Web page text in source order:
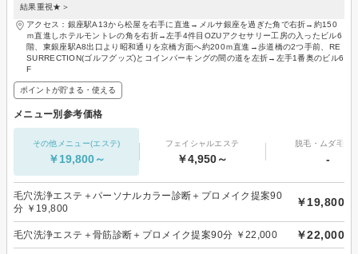
結果重視★＞
アクセス：銀座駅A13から松屋を右手に直進→メルサ銀座を過ぎた角で右折→約150
ｍ直進しホテルモントレの角を右折→左手4件目OZUアクセサリー工房の入ったビル6
階、東銀座駅A8出口より昭和通りを京橋方面へ約200ｍ直進→歩道橋の2つ手前、RE
SURRECTION(ゴルフグッズ)とコインパーキングの間の道を左折→左手1番奥のビル6
F
ポイントが貯まる・使える
メニュー別参考価格
その他メニュー(エステ)
￥19,800～
フェイシャルエステ
￥4,950～
脱毛・ムダ毛処
-
毛穴洗浄エステ＋パーソナルカラー診断＋プロメイク提案90
分 ￥19,800
￥19,800
毛穴洗浄エステ＋骨筋診断＋プロメイク提案90分 ￥22,000 ￥22,000